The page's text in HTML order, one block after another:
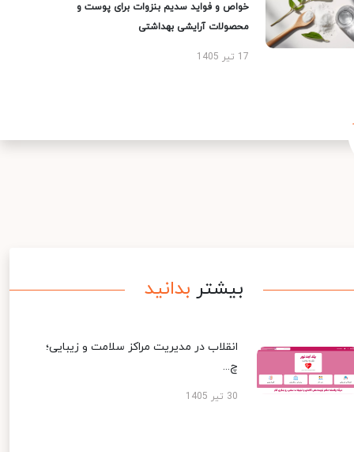
خواص و فواید سدیم بنزوات برای پوست و
محصولات آرایشی بهداشتی
17 تیر 1405
بیشتر بدانید
انقلاب در مدیریت مراکز سلامت و زیبایی؛
چ...
30 تیر 1405